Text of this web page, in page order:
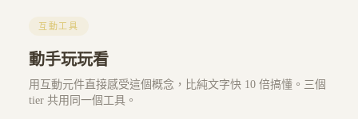
互動工具
動手玩玩看
用互動元件直接感受這個概念，比純文字快 10 倍搞懂。三個
tier 共用同一個工具。